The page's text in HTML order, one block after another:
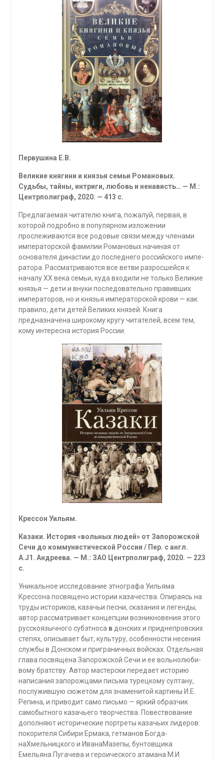
Первушина Е.В.
Великие княгини и князья семьи Романовых.
Судьбы, тайны, интриги, любовь и ненависть… — М.:
Центрполиграф, 2020. — 413 с.
Предлагаемая читателю книга, пожалуй, первая, в
которой подробно в популярном изложении
прослеживаются все родовые связи между членами
императорской фамилии Романовых на­чиная от
основателя династии до последнего российского импе­
ратора. Рассматриваются все ветви разросшейся к
началу XX века семьи, куда входили не только Великие
князья — дети и внуки последовательно правивших
императоров, но и князья импе­раторской крови — как
правило, дети детей Великих князей. Книга
предназначена широкому кругу читателей, всем тем,
кому интересна история России.
Крессон Уильям.
Казаки. История «вольных людей» от Запорожской
Сечи до коммунистической России / Пер. с англ.
A.J1. Андреева. — М.: ЗАО Центрполиграф, 2020. — 223
с.
Уникальное исследование этнографа Уильяма
Крессона посвящено истории казачества. Опираясь на
труды историков, казачьи песни, ска­зания и легенды,
автор рассматривает концепции возникновения этого
русскоязычного субэтноса в донских и приднепровских
степях, описыва­ет быт, культуру, особенности несения
службы в Донском и приграничных войсках. Отдельная
глава посвящена Запорожской Сечи и ее вольнолюби­
вому братству. Автор мастерски передает историю
написания запорожца­ми письма турецкому султану,
послужившую сюжетом для знаменитой картины И.Е.
Репина, и приводит само письмо — яркий образчик
само­бытного казачьего творчества. Повествование
дополняют исторические портреты казачьих лидеров:
покорителя Сибири Ермака, гетманов Богда­
наХмельницкого и ИванаМазепы, бунтовщика
Емельяна Пугачева и ге­роического атамана М.И.